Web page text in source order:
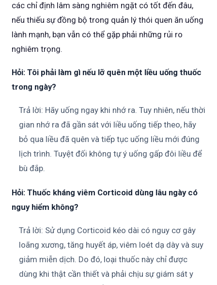
các chỉ định lâm sàng nghiêm ngặt có tốt đến đâu,
nếu thiếu sự đồng bộ trong quản lý thói quen ăn uống
lành mạnh, bạn vẫn có thể gặp phải những rủi ro
nghiêm trọng.
Hỏi: Tôi phải làm gì nếu lỡ quên một liều uống thuốc
trong ngày?
Trả lời: Hãy uống ngay khi nhớ ra. Tuy nhiên, nếu thời
gian nhớ ra đã gần sát với liều uống tiếp theo, hãy
bỏ qua liều đã quên và tiếp tục uống liều mới đúng
lịch trình. Tuyệt đối không tự ý uống gấp đôi liều để
bù đắp.
Hỏi: Thuốc kháng viêm Corticoid dùng lâu ngày có
nguy hiểm không?
Trả lời: Sử dụng Corticoid kéo dài có nguy cơ gây
loãng xương, tăng huyết áp, viêm loét dạ dày và suy
giảm miễn dịch. Do đó, loại thuốc này chỉ được
dùng khi thật cần thiết và phải chịu sự giám sát y